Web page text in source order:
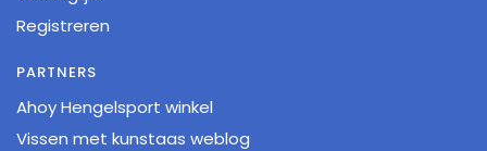
Registreren
PARTNERS
Ahoy Hengelsport winkel
Vissen met kunstaas weblog